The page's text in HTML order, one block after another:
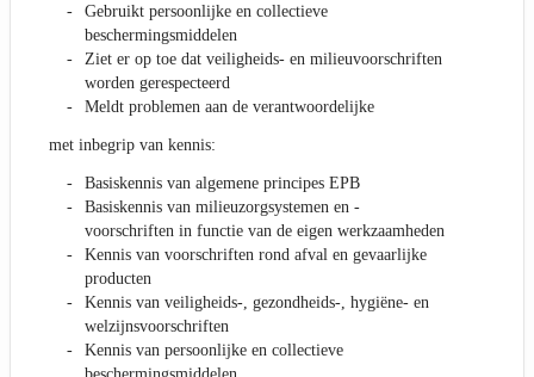
Gebruikt persoonlijke en collectieve
beschermingsmiddelen
Ziet er op toe dat veiligheids- en milieuvoorschriften
worden gerespecteerd
Meldt problemen aan de verantwoordelijke
met inbegrip van kennis:
Basiskennis van algemene principes EPB
Basiskennis van milieuzorgsystemen en -
voorschriften in functie van de eigen werkzaamheden
Kennis van voorschriften rond afval en gevaarlijke
producten
Kennis van veiligheids-, gezondheids-, hygiëne- en
welzijnsvoorschriften
Kennis van persoonlijke en collectieve